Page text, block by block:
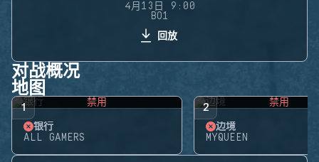
4月13日 9:00
BO1
回放
对战概况
地图
1 禁用
银行
ALL GAMERS
2 禁用
边境
MYQUEEN